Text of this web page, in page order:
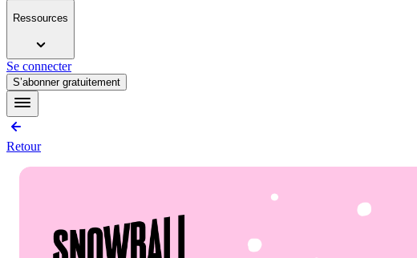
Ressources
Se connecter
S’abonner gratuitement
Retour